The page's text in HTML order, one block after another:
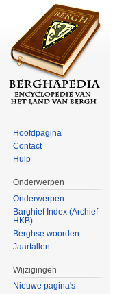
Hoofdpagina
Contact
Hulp
Onderwerpen
Onderwerpen
Barghief Index (Archief
HKB)
Berghse woorden
Jaartallen
Wijzigingen
Nieuwe pagina's